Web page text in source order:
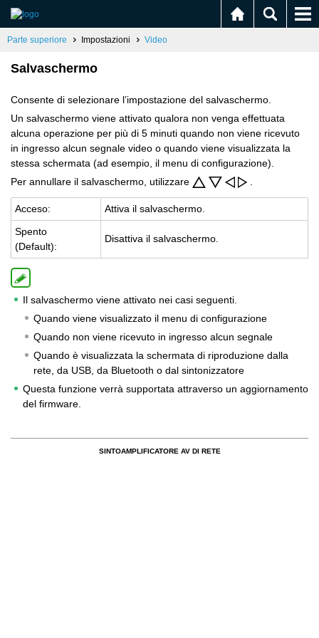
Parte superiore Impostazioni Video
Salvaschermo
Consente di selezionare l’impostazione del salvaschermo.
Un salvaschermo viene attivato qualora non venga effettuata
alcuna operazione per più di 5 minuti quando non viene ricevuto
in ingresso alcun segnale video o quando viene visualizzata la
stessa schermata (ad esempio, il menu di configurazione).
Per annullare il salvaschermo, utilizzare
Ac­ce­so:
At­ti­va il sal­va­scher­mo.
Spen­to
(De­fault):
Di­sat­ti­va il sal­va­scher­mo.
Il salvaschermo viene attivato nei casi seguenti.
Quando viene visualizzato il menu di configurazione
Quando non viene ricevuto in ingresso alcun segnale
Quando è visualizzata la schermata di riproduzione dalla
rete, da USB, da Bluetooth o dal sintonizzatore
Questa funzione verrà supportata attraverso un aggiornamento
del firmware.
SINTOAMPLIFICATORE AV DI RETE